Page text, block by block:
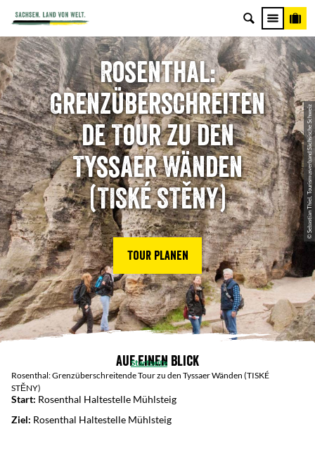
© Sebastian Thiel, Tourismusverband Sächsische Schweiz
Rosenthal:
Grenzüberschreiten
de Tour zu den
Tyssaer Wänden
(TISKÉ STĚNY)
Tour planen
Startseite
Rosenthal: Grenzüberschreitende Tour zu den Tyssaer Wänden (TISKÉ
STĚNY)
Auf einen Blick
Start: Rosenthal Haltestelle Mühlsteig
Ziel: Rosenthal Haltestelle Mühlsteig